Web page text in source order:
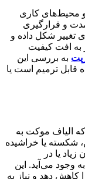
محیط‌های کاری
و قرارگیری
تغییر شکل داده و
افت کیفیت
به بررسی این
قابل ترمیم است یا
الیاف موکت به
شکسته یا خراشیده
یا در
وجود می‌آید. این
دهد و نیاز به